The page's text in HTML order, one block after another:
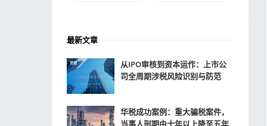
最新文章
从IPO审核到资本运作：上市公
司全周期涉税风险识别与防范
华税成功案例：重大骗税案件，
当事人刑期由十年以上降至五年